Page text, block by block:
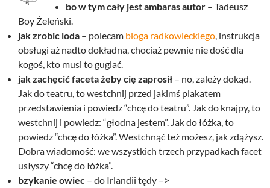
bo w tym cały jest ambaras autor – Tadeusz
Boy Żeleński.
jak zrobic loda – polecam bloga radkowieckiego, instrukcja
obsługi aż nadto dokładna, chociaż pewnie nie dość dla
kogoś, kto musi to guglać.
jak zachęcić faceta żeby cię zaprosił – no, zależy dokąd.
Jak do teatru, to westchnij przed jakimś plakatem
przedstawienia i powiedz “chcę do teatru”. Jak do knajpy, to
westchnij i powiedz: “głodna jestem”. Jak do łóżka, to
powiedz “chcę do łóżka”. Westchnąć też możesz, jak zdążysz.
Dobra wiadomość: we wszystkich trzech przypadkach facet
usłyszy “chcę do łóżka”.
bzykanie owiec – do Irlandii tędy –>